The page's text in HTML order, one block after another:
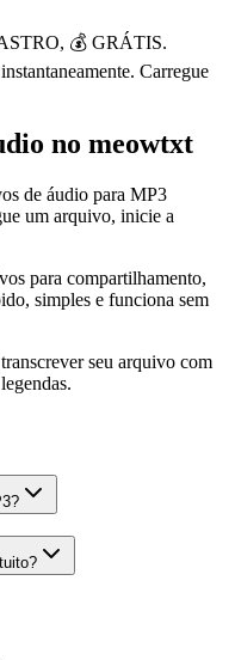
💰 GRÁTIS.
Carregue
no meowtxt
de áudio para MP3
um arquivo, inicie a
para compartilhamento,
simples e funciona sem
seu arquivo com